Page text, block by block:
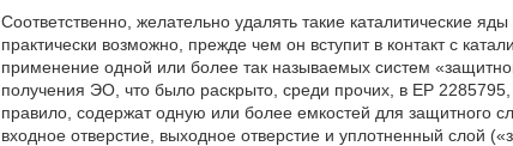
Соответственно, желательно удалять такие каталитические
практически возможно, прежде чем он вступит в контакт с
применение одной или более так называемых систем
получения ЭО, что было раскрыто, среди прочих, в EP
правило, содержат одную или более емкостей для защитного
входное отверстие, выходное отверстие и уплотненный слой